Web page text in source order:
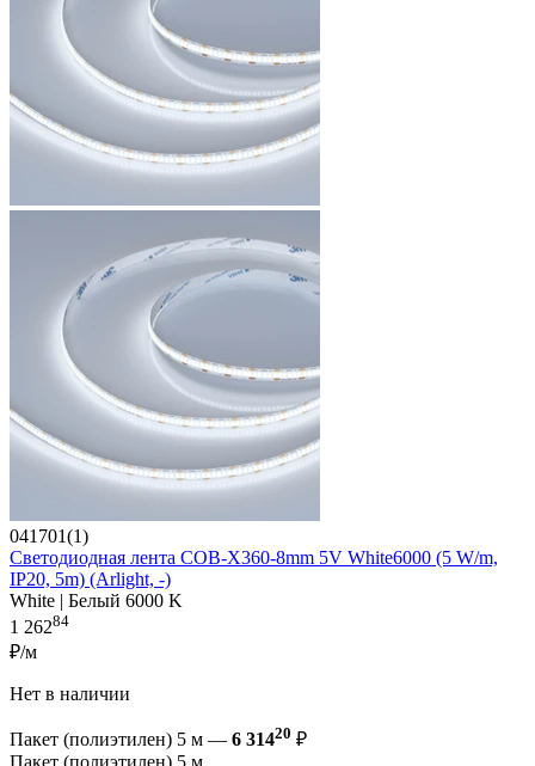
041701(1)
Светодиодная лента COB-X360-8mm 5V White6000 (5 W/m,
IP20, 5m) (Arlight, -)
White | Белый 6000 K
1 26284
₽/м
Нет в наличии
Пакет (полиэтилен) 5 м — 6 31420 ₽